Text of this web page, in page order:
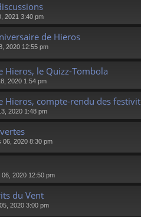
2021 3:40 pm
de Hieros
2020 12:55 pm
Hieros, le Quizz-Tombola
2020 1:54 pm
Hieros, compte-rendu des
2020 1:48 pm
06, 2020 8:30 pm
2020 12:50 pm
du Vent
2020 3:00 pm